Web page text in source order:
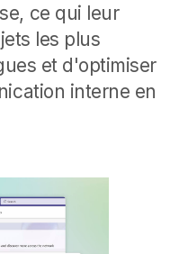
ce qui leur
les plus
et d'optimiser
interne en